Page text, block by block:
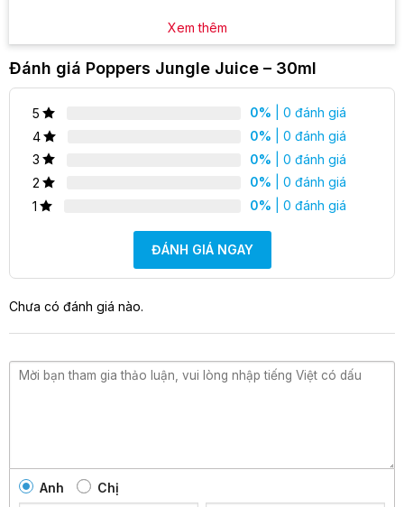
Xem thêm
Đánh giá Poppers Jungle Juice – 30ml
5 0% | 0 đánh giá
4
0% | 0 đánh giá
3
0% | 0 đánh giá
2
0% | 0 đánh giá
1
0% | 0 đánh giá
ĐÁNH GIÁ NGAY
Chưa có đánh giá nào.
Anh Chị